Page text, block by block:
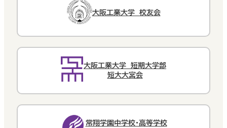
大阪工業大学 校友会
大阪工業大学 短期大学部
短大大宮会
常翔学園中学校・高等学校